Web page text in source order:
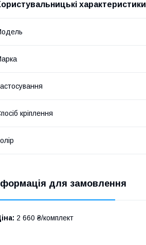
характеристики
кріплення
для замовлення
2 660 ₴/комплект